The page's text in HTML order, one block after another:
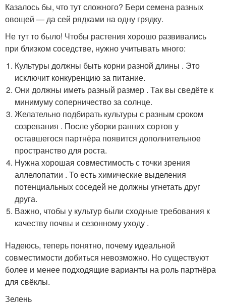
Казалось бы, что тут сложного? Бери семена разных
овощей — да сей рядками на одну грядку.
Не тут то было! Чтобы растения хорошо развивались
при близком соседстве, нужно учитывать много:
Культуры должны быть корни разной длины . Это
исключит конкуренцию за питание.
Они должны иметь разный размер . Так вы сведёте к
минимуму соперничество за солнце.
Желательно подбирать культуры с разным сроком
созревания . После уборки ранних сортов у
оставшегося партнёра появится дополнительное
пространство для роста.
Нужна хорошая совместимость с точки зрения
аллелопатии . То есть химические выделения
потенциальных соседей не должны угнетать друг
друга.
Важно, чтобы у культур были сходные требования к
качеству почвы и сезонному уходу .
Надеюсь, теперь понятно, почему идеальной
совместимости добиться невозможно. Но существуют
более и менее подходящие варианты на роль партнёра
для свёклы.
Зелень